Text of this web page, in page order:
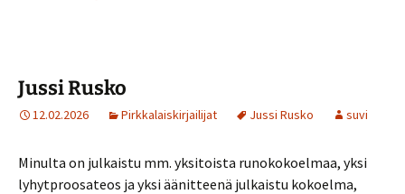
Jussi Rusko
12.02.2026 Pirkkalaiskirjailijat Jussi Rusko suvi
Minulta on julkaistu mm. yksitoista runokokoelmaa, yksi
lyhytproosateos ja yksi äänitteenä julkaistu kokoelma,